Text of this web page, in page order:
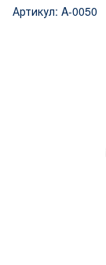
Артикул: A-0050